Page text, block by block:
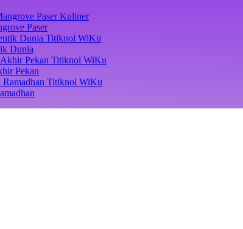
Kuliner
Paser
Titiknol WiKu
Dunia
Titiknol WiKu
Pekan
Titiknol WiKu